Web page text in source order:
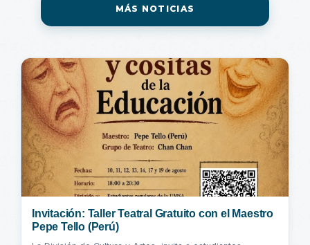
MÁS NOTICIAS
Invitación: Taller Teatral Gratuito con el Maestro
Pepe Tello (Perú)